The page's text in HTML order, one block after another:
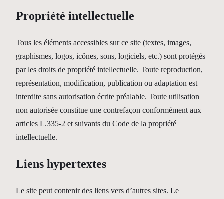
Propriété intellectuelle
Tous les éléments accessibles sur ce site (textes, images,
graphismes, logos, icônes, sons, logiciels, etc.) sont protégés
par les droits de propriété intellectuelle. Toute reproduction,
représentation, modification, publication ou adaptation est
interdite sans autorisation écrite préalable. Toute utilisation
non autorisée constitue une contrefaçon conformément aux
articles L.335-2 et suivants du Code de la propriété
intellectuelle.
Liens hypertextes
Le site peut contenir des liens vers d’autres sites. Le